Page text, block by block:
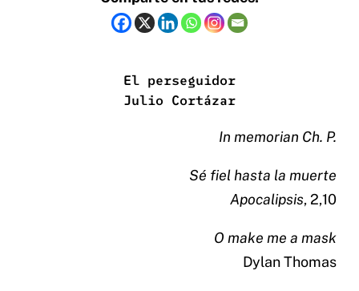
El perseguidor
Julio Cortázar
In memorian Ch. P.
Sé fiel hasta la muerte
Apocalipsis, 2,10
O make me a mask
Dylan Thomas